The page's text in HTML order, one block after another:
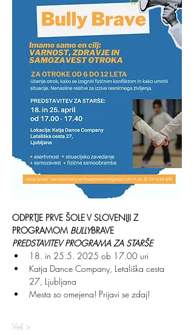
ODPRTJE PRVE ŠOLE V SLOVENIJI Z
PROGRAMOM BULLYBRAVE
PREDSTAVITEV PROGRAMA ZA STARŠE
18. in 25.5. 2025 ob 17.00 uri
Katja Dance Company, Letališka cesta
27, Ljubljana
Mesta so omejena! Prijavi se zdaj!
Več >